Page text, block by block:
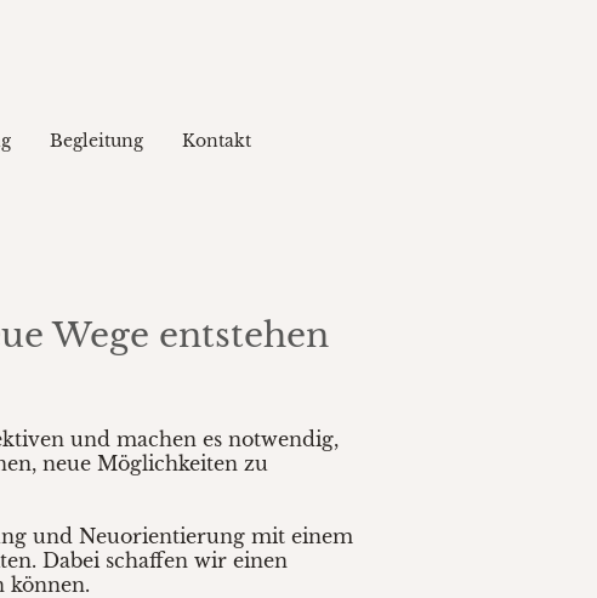
Begleitung Kontakt
und machen es notwendig,
neue Möglichkeiten zu
und Neuorientierung mit einem
Dabei schaffen wir einen
können.
Wege entstehen